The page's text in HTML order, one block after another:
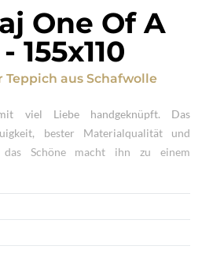
One Of A
- 155x110
Teppich aus Schafwolle
viel Liebe handgeknüpft. Das
bester Materialqualität und
Schöne macht ihn zu einem